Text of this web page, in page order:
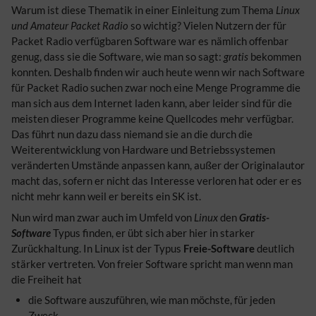
Warum ist diese Thematik in einer Einleitung zum Thema Linux
und Amateur Packet Radio so wichtig? Vielen Nutzern der für
Packet Radio verfügbaren Software war es nämlich offenbar
genug, dass sie die Software, wie man so sagt: gratis bekommen
konnten. Deshalb finden wir auch heute wenn wir nach Software
für Packet Radio suchen zwar noch eine Menge Programme die
man sich aus dem Internet laden kann, aber leider sind für die
meisten dieser Programme keine Quellcodes mehr verfügbar.
Das führt nun dazu dass niemand sie an die durch die
Weiterentwicklung von Hardware und Betriebssystemen
veränderten Umstände anpassen kann, außer der Originalautor
macht das, sofern er nicht das Interesse verloren hat oder er es
nicht mehr kann weil er bereits ein SK ist.
Nun wird man zwar auch im Umfeld von LinuxdenGratis-
SoftwareTypus finden, er übt sich aber hier in starker
Zurückhaltung. In Linux ist der Typus Freie-Softwaredeutlich
stärker vertreten. Von freier Software spricht man wenn man
die Freiheit hat
die Software auszuführen, wie man möchste, für jeden